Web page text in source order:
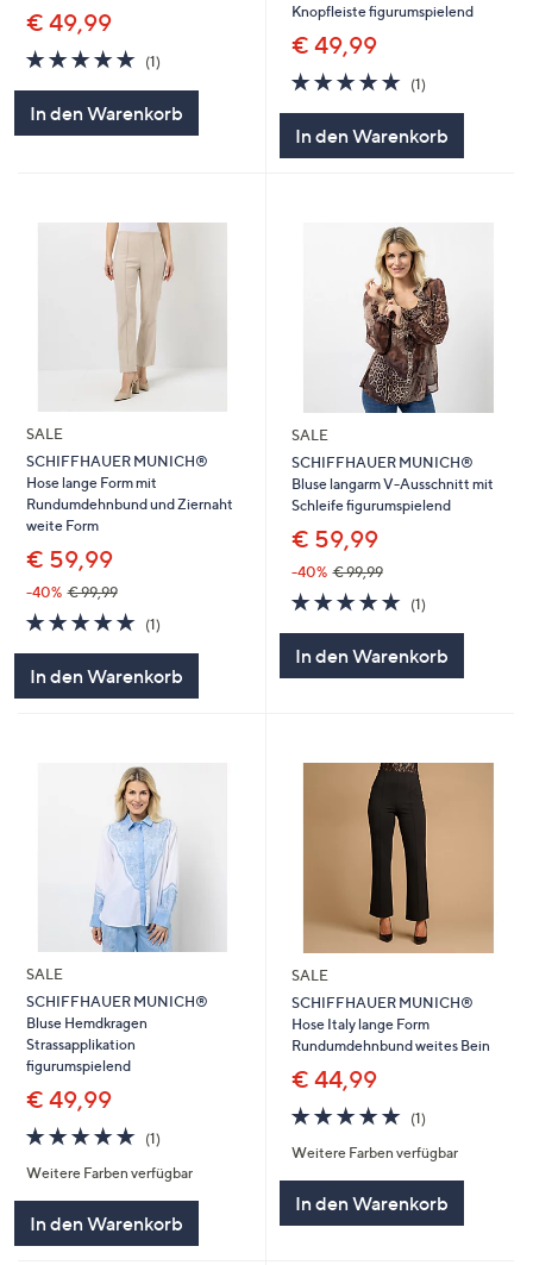
€ 49,99
5.0
von
(1)
In den Warenkorb
Knopfleiste figurumspielend
€ 49,99
5.0
von
5
(1)
In den Warenkorb
SALE
SCHIFFHAUER MUNICH®
Hose lange Form mit
Rundumdehnbund und Ziernaht
weite Form
€ 59,99
-40% € 99,99
5.0
von
(1)
In den Warenkorb
SALE
SCHIFFHAUER MUNICH®
Bluse langarm V-Ausschnitt mit
Schleife figurumspielend
€ 59,99
-40% € 99,99
5.0
von
5
(1)
In den Warenkorb
SALE
SCHIFFHAUER MUNICH®
Bluse Hemdkragen
Strassapplikation
figurumspielend
€ 49,99
5.0
von
5
(1)
Weitere Farben verfügbar
In den Warenkorb
SALE
SCHIFFHAUER MUNICH®
Hose Italy lange Form
Rundumdehnbund weites Bein
€ 44,99
5.0
von
5
(1)
Weitere Farben verfügbar
In den Warenkorb